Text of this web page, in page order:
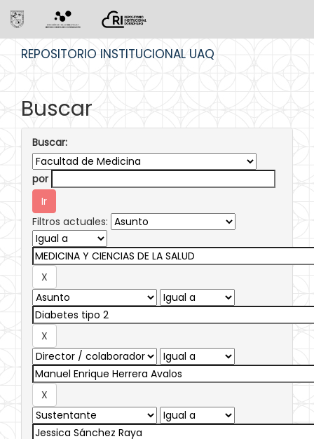
REPOSITORIO INSTITUCIONAL UAQ
Buscar
Buscar:
por
Filtros actuales: